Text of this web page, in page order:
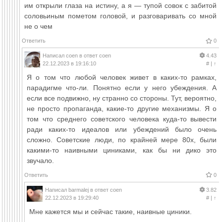
им открыли глаза на истину, а я — тупой совок с забитой
соловьиным пометом головой, и разговаривать со мной
не о чем
Ответить 0
Написал coen в ответ coen
22.12.2023 в 19:16:10
4.43
#| ↑
Я о том что любой человек живет в каких-то рамках,
парадигме что-ли. Понятно если у него убеждения. А
если все подвижно, ну странно со стороны. Тут, вероятно,
не просто пропаганда, какие-то другие механизмы. Я о
том что среднего советского человека куда-то вывести
ради каких-то идеалов или убеждений было очень
сложно. Советские люди, по крайней мере 80х, были
какими-то наивными циниками, как бы ни дико это
звучало.
Ответить 0
Написал barmalej в ответ coen
22.12.2023 в 19:29:40
3.82
#| ↑
Мне кажется мы и сейчас такие, наивные циники.